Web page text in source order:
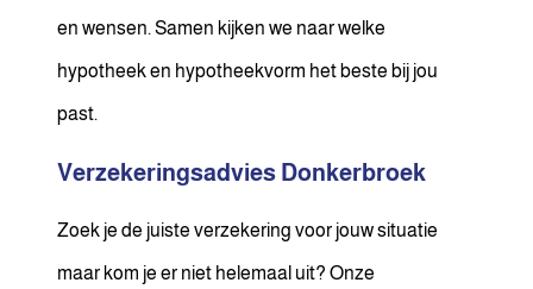
en wensen. Samen kijken we naar welke
hypotheek en hypotheekvorm het beste bij jou
past.
Verzekeringsadvies Donkerbroek
Zoek je de juiste verzekering voor jouw situatie
maar kom je er niet helemaal uit? Onze